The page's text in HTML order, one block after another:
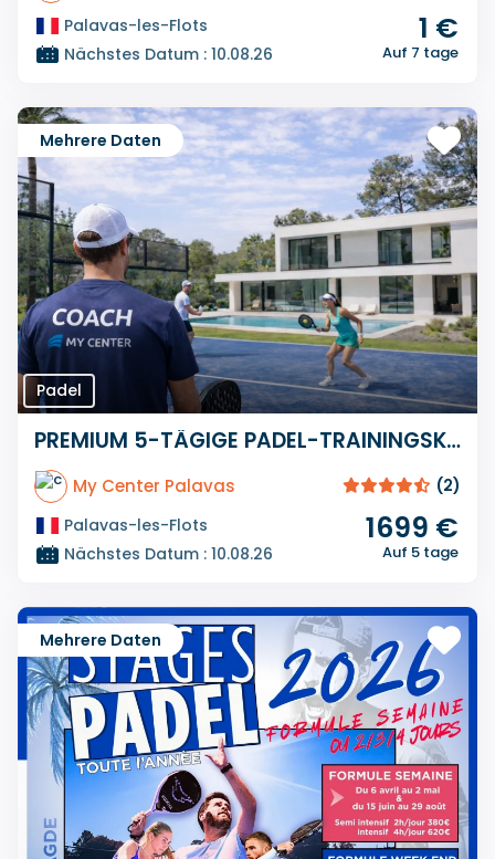
Palavas-les-Flots
Nächstes Datum : 10.08.26
1 €
Auf 7 tage
Mehrere Daten
Padel
PREMIUM 5-TÄGIGE PADEL-TRAININGSKURSE
My Center Palavas
(2)
Palavas-les-Flots
Nächstes Datum : 10.08.26
1699 €
Auf 5 tage
Mehrere Daten